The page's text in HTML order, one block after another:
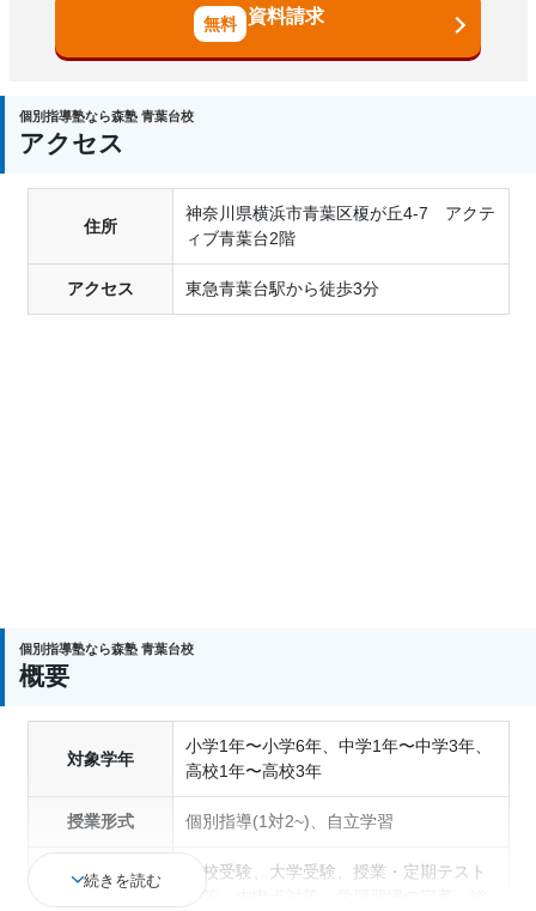
資料請求
個別指導塾なら森塾 青葉台校
アクセス
住所
神奈川県横浜市青葉区榎が丘4-7 アクテ
ィブ青葉台2階
アクセス 東急青葉台駅から徒歩3分
個別指導塾なら森塾 青葉台校
概要
対象学年
小学1年〜小学6年、中学1年〜中学3年、
高校1年〜高校3年
授業形式 個別指導(1対2~)、自立学習
高校受験、大学受験、授業・定期テスト
続きを読む